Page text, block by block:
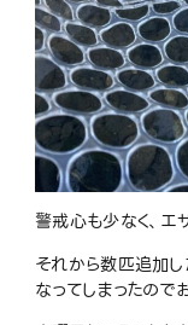
警戒心も少なく、エ
それから数匹追加
なってしまったので